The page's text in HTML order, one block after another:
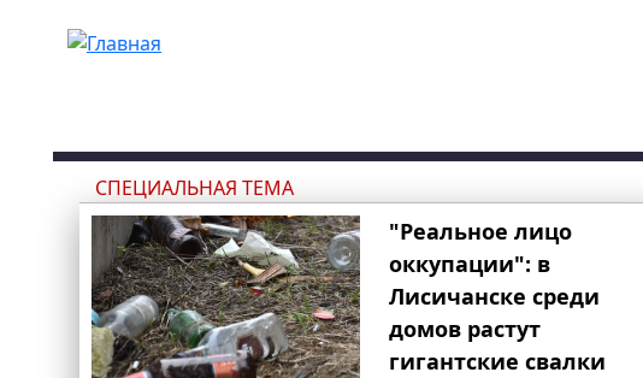
СПЕЦИАЛЬНАЯ ТЕМА
"Реальное лицо
оккупации": в
Лисичанске среди
домов растут
гигантские свалки